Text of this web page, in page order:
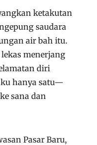
ketakutan
saudara
air bah itu.
menerjang
diri
hanya satu—
sana dan
Pasar Baru,